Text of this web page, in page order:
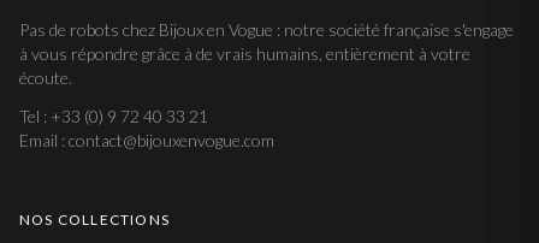
Pas de robots chez Bijoux en Vogue : notre société française s'engage
à vous répondre grâce à de vrais humains, entièrement à votre
écoute.
Tel : +33 (0) 9 72 40 33 21
Email : contact@bijouxenvogue.com
NOS COLLECTIONS